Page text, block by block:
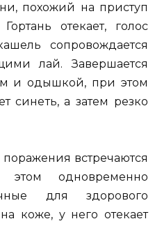
похожий на приступ
отекает, голос
сопровождается
лай. Завершается
и одышкой, при этом
синеть, а затем резко
встречаются
одновременно
для здорового
коже, у него отекает